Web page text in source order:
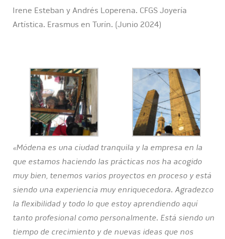
Irene Esteban y Andrés Loperena. CFGS Joyería
Artística. Erasmus en Turín. (Junio 2024)
«Módena es una ciudad tranquila y la empresa en la
que estamos haciendo las prácticas nos ha acogido
muy bien, tenemos varios proyectos en proceso y está
siendo una experiencia muy enriquecedora. Agradezco
la flexibilidad y todo lo que estoy aprendiendo aquí
tanto profesional como personalmente. Está siendo un
tiempo de crecimiento y de nuevas ideas que nos